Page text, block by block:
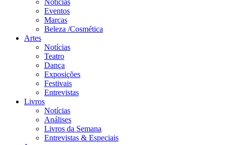
Eventos
Marcas
Beleza /Cosmética
Artes
Notícias
Teatro
Dança
Exposições
Festivais
Entrevistas
Livros
Notícias
Análises
Livros da Semana
Entrevistas & Especiais